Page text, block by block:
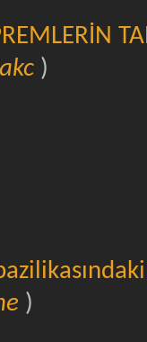
)
)